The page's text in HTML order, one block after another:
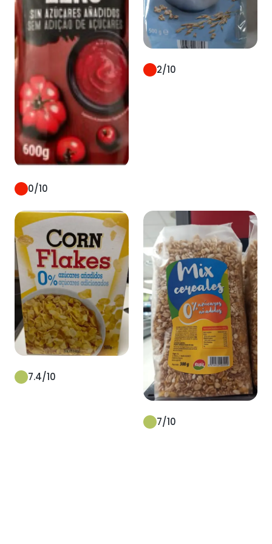
aguacate ecológico.
0/10
2/10
7.4/10
7/10